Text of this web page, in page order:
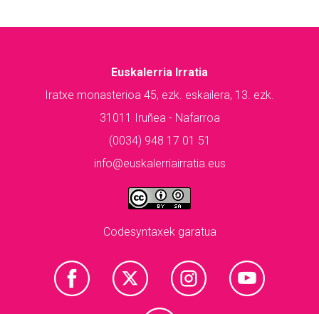
Euskalerria Irratia
Iratxe monasterioa 45, ezk. eskailera, 13. ezk.
31011 Iruñea - Nafarroa
(0034) 948 17 01 51
info@euskalerriairratia.eus
Codesyntaxek garatua